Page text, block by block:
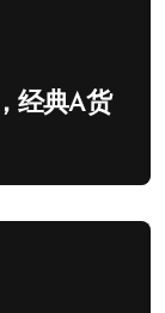
经典A货